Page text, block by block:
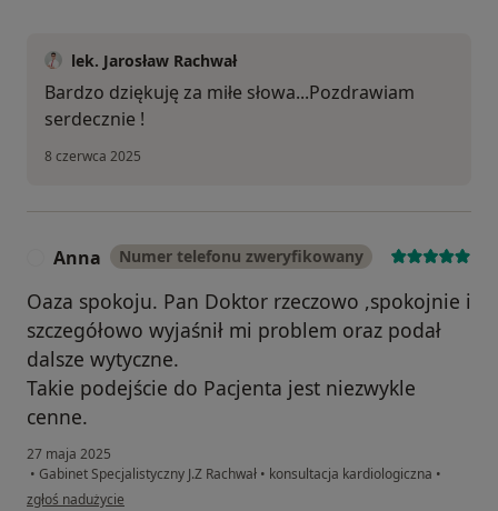
lek. Jarosław Rachwał
Bardzo dziękuję za miłe słowa...Pozdrawiam
serdecznie !
8 czerwca 2025
Anna Numer telefonu zweryfikowany
Oaza spokoju. Pan Doktor rzeczowo ,spokojnie i
szczegółowo wyjaśnił mi problem oraz podał
dalsze wytyczne.
Takie podejście do Pacjenta jest niezwykle
cenne.
27 maja 2025
• Gabinet Specjalistyczny J.Z Rachwał • konsultacja kardiologiczna •
w opinii użytkownika Anna
zgłoś nadużycie